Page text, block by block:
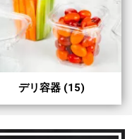
デリ容器 (15)